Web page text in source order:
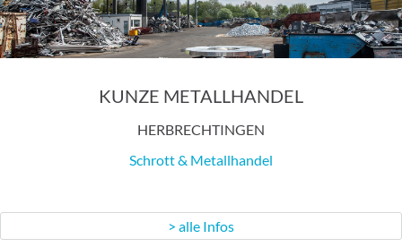
KUNZE METALLHANDEL
HERBRECHTINGEN
Schrott & Metallhandel
> alle Infos